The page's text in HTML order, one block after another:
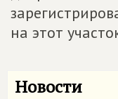
на этот
Новости